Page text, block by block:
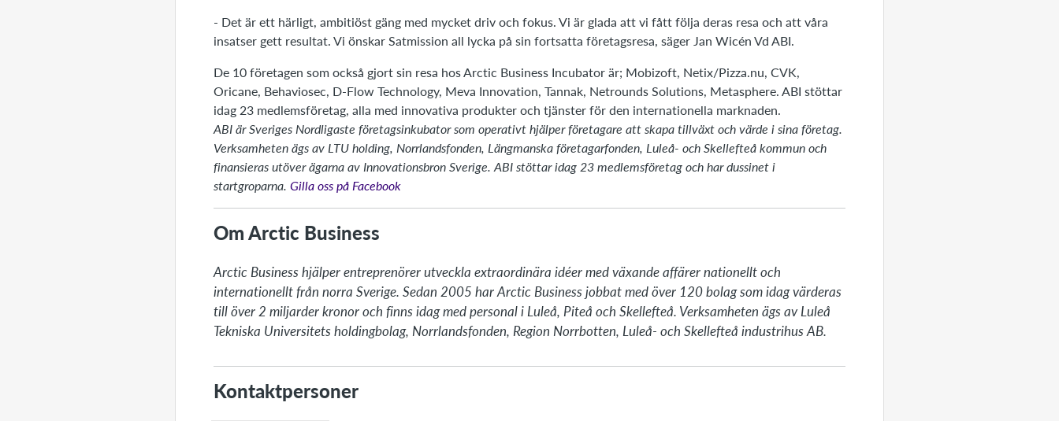
- Det är ett härligt, ambitiöst gäng med mycket driv och fokus. Vi är glada att vi fått följa deras resa och att våra
insatser gett resultat. Vi önskar Satmission all lycka på sin fortsatta företagsresa, säger Jan Wicén Vd ABI.
De 10 företagen som också gjort sin resa hos Arctic Business Incubator är; Mobizoft, Netix/Pizza.nu, CVK,
Oricane, Behaviosec, D-Flow Technology, Meva Innovation, Tannak, Netrounds Solutions, Metasphere. ABI stöttar
idag 23 medlemsföretag, alla med innovativa produkter och tjänster för den internationella marknaden.
ABI är Sveriges Nordligaste företagsinkubator som operativt hjälper företagare att skapa tillväxt och värde i sina företag.
Verksamheten ägs av LTU holding, Norrlandsfonden, Längmanska företagarfonden, Luleå- och Skellefteå kommun och
finansieras utöver ägarna av Innovationsbron Sverige. ABI stöttar idag 23 medlemsföretag och har dussinet i
startgroparna. Gilla oss på Facebook
Om Arctic Business
Arctic Business hjälper entreprenörer utveckla extraordinära idéer med växande affärer nationellt och
internationellt från norra Sverige. Sedan 2005 har Arctic Business jobbat med över 120 bolag som idag värderas
till över 2 miljarder kronor och finns idag med personal i Luleå, Piteå och Skellefteå. Verksamheten ägs av Luleå
Tekniska Universitets holdingbolag, Norrlandsfonden, Region Norrbotten, Luleå- och Skellefteå industrihus AB.
Kontaktpersoner